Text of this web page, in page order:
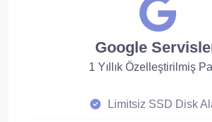
Google
1 Yıllık Özelleştirilmiş
Limitsiz SSD Disk